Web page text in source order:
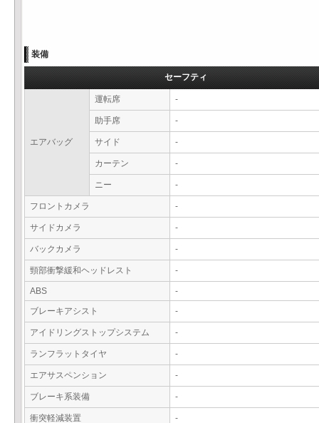
装備
セーフティ
エアバッグ
運転席 -
助手席 -
サイド -
カーテン -
ニー -
フロントカメラ -
サイドカメラ -
バックカメラ -
頸部衝撃緩和ヘッドレスト -
ABS
-
ブレーキアシスト
-
アイドリングストップシステム -
ランフラットタイヤ -
エアサスペンション -
ブレーキ系装備 -
衝突軽減装置 -